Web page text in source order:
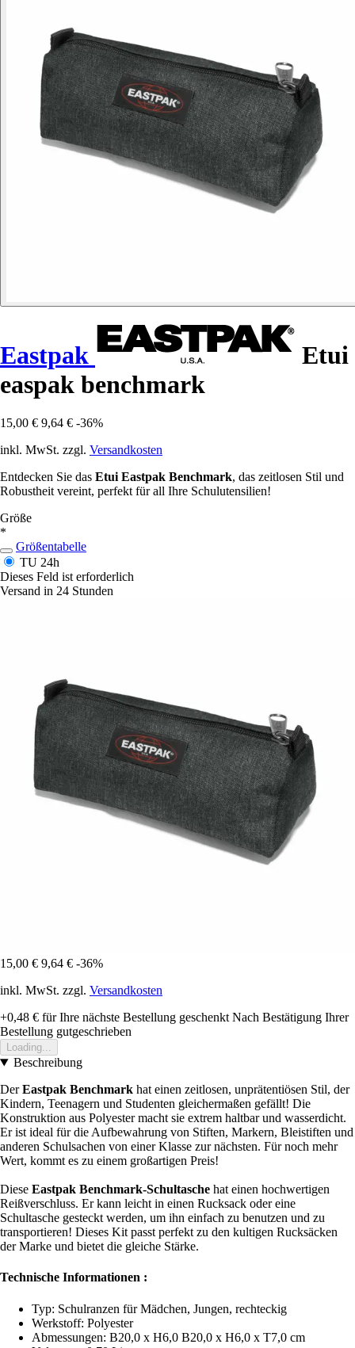
Eastpak
Etui
easpak benchmark
15,00 € 9,64 € -36%
inkl. MwSt. zzgl. Versandkosten
Entdecken Sie das Etui Eastpak Benchmark, das zeitlosen Stil und
Robustheit vereint, perfekt für all Ihre Schulutensilien!
Größe
*
Größentabelle
TU 24h
Dieses Feld ist erforderlich
Versand in 24 Stunden
15,00 € 9,64 € -36%
inkl. MwSt. zzgl. Versandkosten
+0,48 € für Ihre nächste Bestellung geschenkt Nach Bestätigung Ihrer
Bestellung gutgeschrieben
Loading...
Beschreibung
DerEastpak Benchmark hat einen zeitlosen, unprätentiösen Stil, der
Kindern, Teenagern und Studenten gleichermaßen gefällt! Die
Konstruktion aus Polyester macht sie extrem haltbar und wasserdicht.
Er ist ideal für die Aufbewahrung von Stiften, Markern, Bleistiften und
anderen Schulsachen von einer Klasse zur nächsten. Für noch mehr
Wert, kommt es zu einem großartigen Preis!
Diese Eastpak Benchmark-Schultasche hat einen hochwertigen
Reißverschluss. Er kann leicht in einen Rucksack oder eine
Schultasche gesteckt werden, um ihn einfach zu benutzen und zu
transportieren! Dieses Kit passt perfekt zu den kultigen Rucksäcken
der Marke und bietet die gleiche Stärke.
Technische Informationen :
Typ: Schulranzen für Mädchen, Jungen, rechteckig
Werkstoff: Polyester
Abmessungen: B20,0 x H6,0 B20,0 x H6,0 x T7,0 cm